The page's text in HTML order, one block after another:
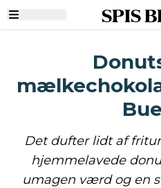
SPIS
Det dufter lidt af
hjemmelavede
umagen værd og en